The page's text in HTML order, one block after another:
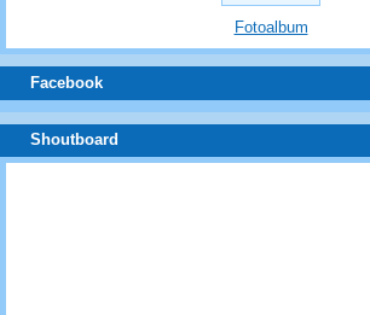
Fotoalbum
Facebook
Shoutboard